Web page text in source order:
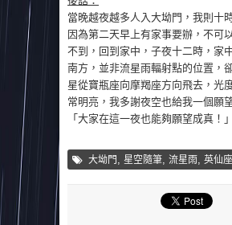
當晚越夜越多人入大坳門，我則十
因為第二天早上有家事要辦，不可
不到，回到家中，子夜十二時，家
南方，並非流星雨輻射點的位置，
星從寶瓶座向摩羯座方向飛去，光
常明亮，我多謝夜空也給我一個願
「大家在這一夜也能夠願望成真！」
大坳門 星空隨筆 流星雨 英仙座